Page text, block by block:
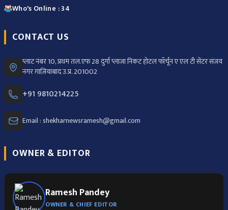
Who's Online : 34
CONTACT US
प्लाट नंबर 10, प्रथम तल.एफ 28 दुर्गा प्लाजा निकट होटल फॉर्चून ए एल टी सेंटर संजय
नगर ग़ाज़ियाबाद उ.प्र. 201002
+91 9810214225
Email : shekharnewsramesh@gmail.com
OWNER & EDITOR
Ramesh Pandey
OWNER & CHIEF EDITOR